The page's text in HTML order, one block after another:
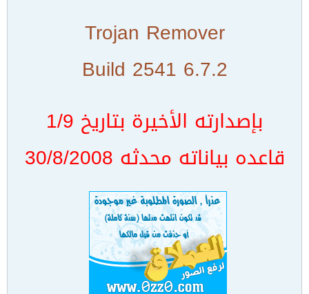
Trojan Remover
6.7.2 Build 2541
بإصدارته الأخيرة بتاريخ 1/9
قاعده بياناته محدثه 30/8/2008